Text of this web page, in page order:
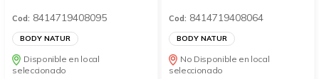
Cod: 8414719408095
BODY NATUR
Disponible en local
seleccionado
Cod: 8414719408064
BODY NATUR
No Disponible en local
seleccionado